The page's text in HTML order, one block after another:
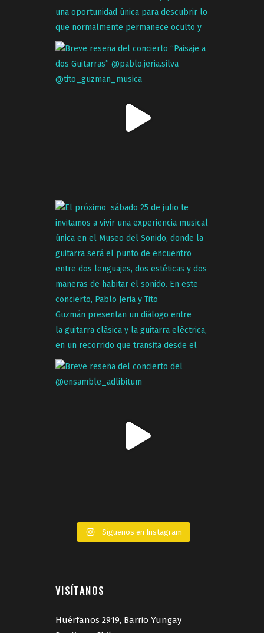
Síguenos en Instagram
VISÍTANOS
Huérfanos 2919, Barrio Yungay